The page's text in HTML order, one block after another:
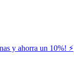
y ahorra un 10%! ⚡️